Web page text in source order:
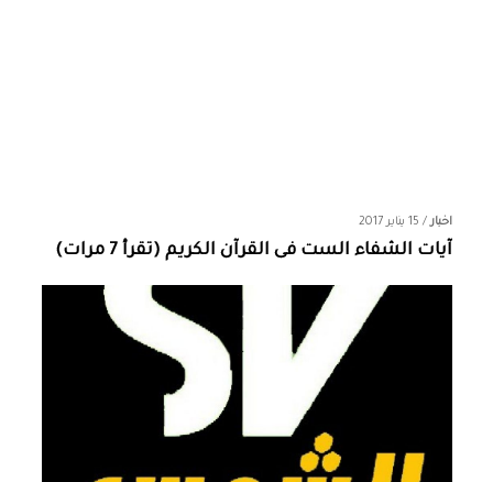
اخبار/ 15 يناير 2017
آيات الشفاء الست فى القرآن الكريم (تقرأ 7 مرات)